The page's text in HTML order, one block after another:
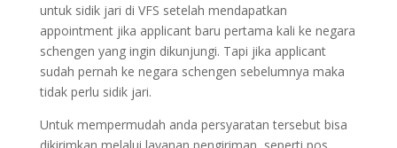
untuk sidik jari di VFS setelah mendapatkan
appointment jika applicant baru pertama kali ke negara
schengen yang ingin dikunjungi. Tapi jika applicant
sudah pernah ke negara schengen sebelumnya maka
tidak perlu sidik jari.
Untuk mempermudah anda persyaratan tersebut bisa